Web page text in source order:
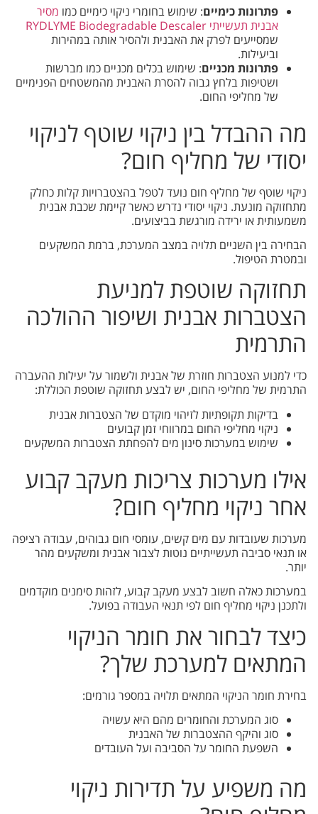
פתרונות כימיים: שימוש בחומרי ניקוי כימיים כמו מסיר
אבנית תעשייתי RYDLYME Biodegradable Descaler
שמסייעים לפרק את האבנית ולהסיר אותה במהירות
וביעילות.
פתרונות מכניים: שימוש בכלים מכניים כמו מברשות
ושטיפות בלחץ גבוה להסרת האבנית מהמשטחים הפנימיים
של מחליפי החום.
מה ההבדל בין ניקוי שוטף לניקוי
יסודי של מחליף חום?
ניקוי שוטף של מחליף חום נועד לטפל בהצטברויות קלות כחלק
מתחזוקה מונעת. ניקוי יסודי נדרש כאשר קיימת שכבת אבנית
משמעותית או ירידה מורגשת בביצועים.
הבחירה בין השניים תלויה במצב המערכת, ברמת המשקעים
ובמטרת הטיפול.
תחזוקה שוטפת למניעת
הצטברות אבנית ושיפור ההולכה
התרמית
כדי למנוע הצטברות חוזרת של אבנית ולשמור על יעילות ההעברה
התרמית של מחליפי החום, יש לבצע תחזוקה שוטפת הכוללת:
בדיקות תקופתיות לזיהוי מוקדם של הצטברות אבנית
ניקוי מחליפי החום במרווחי זמן קבועים
שימוש במערכות סינון מים להפחתת הצטברות המשקעים
אילו מערכות צריכות מעקב קבוע
אחר ניקוי מחליף חום?
מערכות שעובדות עם מים קשים, עומסי חום גבוהים, עבודה רציפה
או תנאי סביבה תעשייתיים נוטות לצבור אבנית ומשקעים מהר
יותר.
במערכות כאלה חשוב לבצע מעקב קבוע, לזהות סימנים מוקדמים
ולתכנן ניקוי מחליף חום לפי תנאי העבודה בפועל.
כיצד לבחור את חומר הניקוי
המתאים למערכת שלך?
בחירת חומר הניקוי המתאים תלויה במספר גורמים:
סוג המערכת והחומרים מהם היא עשויה
סוג והיקף ההצטברות של האבנית
השפעת החומר על הסביבה ועל העובדים
מה משפיע על תדירות ניקוי